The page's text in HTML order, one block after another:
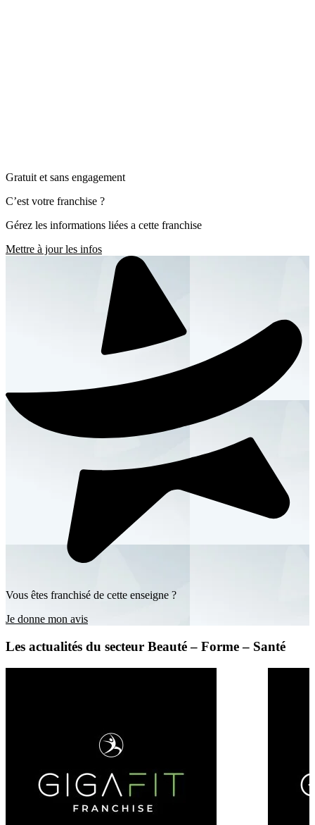
Gratuit et sans engagement
C’est votre franchise ?
Gérez les informations liées a cette franchise
Mettre à jour les infos
Vous êtes franchisé de cette enseigne ?
Je donne mon avis
Les actualités du secteur Beauté – Forme – Santé